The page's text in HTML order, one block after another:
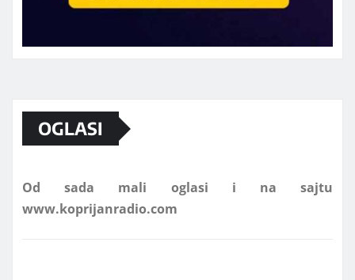
OGLASI
Od sada mali oglasi i na sajtu